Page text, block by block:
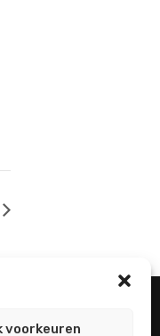
voorkeuren